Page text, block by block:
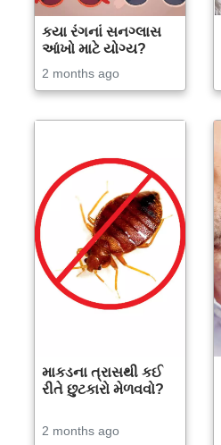
કયા રંગનાં સનગ્લાસ
આંખો માટે યોગ્ય?
2 months ago
માકડના ત્રાસથી કઈ
રીતે છુટકારો મેળવવો?
2 months ago